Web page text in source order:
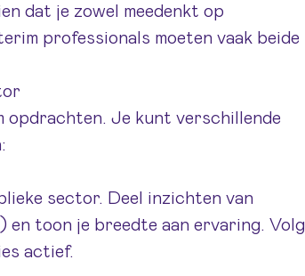
dat je zowel meedenkt op
professionals moeten vaak beide
opdrachten. Je kunt verschillende
sector. Deel inzichten van
toon je breedte aan ervaring. Volg
actief.